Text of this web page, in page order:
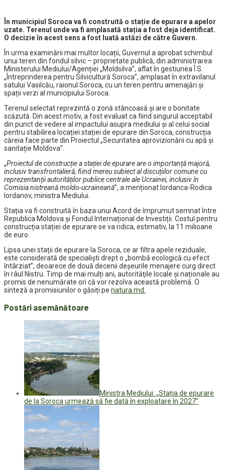
În municipiul Soroca va fi construită o stație de epurare a apelor
uzate. Terenul unde va fi amplasată stația a fost deja identificat.
O decizie în acest sens a fost luată astăzi de către Guvern.
În urma examinării mai multor locații, Guvernul a aprobat schimbul
unui teren din fondul silvic – proprietate publică, din administrarea
Ministerului Mediului/Agenției „Moldsilva”, aflat în gestiunea Î.S.
„Întreprinderea pentru Silvicultură Soroca”, amplasat în extravilanul
satului Vasilcău, raionul Soroca, cu un teren pentru amenajări și
spații verzi al municipiului Soroca.
Terenul selectat reprezintă o zonă stâncoasă și are o bonitate
scăzută. Din acest motiv, a fost evaluat ca fiind singurul acceptabil
din punct de vedere al impactului asupra mediului și al celui social
pentru stabilirea locației stației de epurare din Soroca, construcția
căreia face parte din Proiectul „Securitatea aprovizionării cu apă și
sanitație Moldova”.
„Proiectul de construcție a stației de epurare are o importanță majoră,
inclusiv transfrontalieră, fiind mereu subiect al discuțiilor comune cu
reprezentanții autorităților publice centrale ale Ucrainei, inclusiv în
Comisia nistreană moldo-ucraineană”, a menționat Iordanca-Rodica
Iordanov, ministra Mediului.
Stația va fi construită în baza unui Acord de împrumut semnat între
Republica Moldova și Fondul Internațional de Investiții. Costul pentru
construcția stației de epurare se va ridica, estimativ, la 11 milioane
de euro.
Lipsa unei stații de epurare la Soroca, ce ar filtra apele reziduale,
este considerată de specialiști drept o „bombă ecologică cu efect
întârziat”, deoarece de două decenii deșeurile menajere curg direct
în râul Nistru. Timp de mai mulți ani, autorităţile locale și naționale au
promis de nenumărate ori că vor rezolva această problemă. O
sinteză a promisiunilor o găsiți pe natura.md.
Postări asemănătoare
Ministra Mediului: „Stația de epurare
de la Soroca urmează să fie dată în exploatare în 2027”